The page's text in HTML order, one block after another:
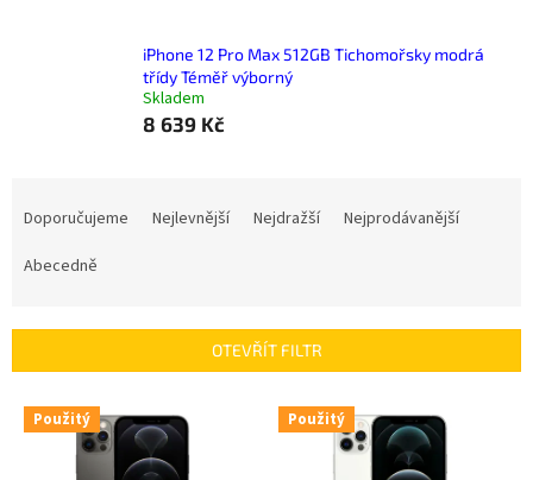
iPhone 12 Pro Max 512GB Tichomořsky modrá
třídy Téměř výborný
Skladem
8 639 Kč
r
Doporučujeme Nejlevnější Nejdražší
Nejprodávanější
Abecedně
OTEVŘÍT FILTR
V Použitý Použitý